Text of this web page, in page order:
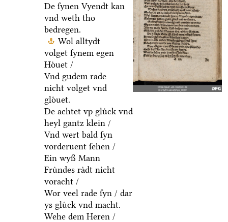
De ſynen Vyendt kan
vnd weth tho
bedregen.
Wol alltydt
volget ſynem egen
Hoͤuet /
Vnd gudem rade
nicht volget vnd
gloͤuet.
De achtet vp gluͤck vnd
heyl gantz klein /
Vnd wert bald ſyn
vorderuent ſehen /
Ein wyß Mann
Fruͤndes raͤdt nicht
voracht /
Wor veel rade ſyn / dar
ys gluͤck vnd macht.
Wehe dem Heren /